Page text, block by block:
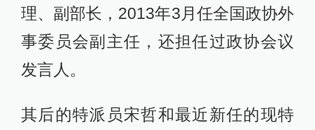
理、副部长，2013年3月任全国政协外
事委员会副主任，还担任过政协会议
发言人。
其后的特派员宋哲和最近新任的现特